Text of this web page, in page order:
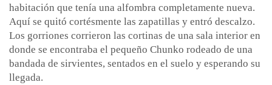
habitación que tenía una alfombra completamente nueva.
Aquí se quitó cortésmente las zapatillas y entró descalzo.
Los gorriones corrieron las cortinas de una sala interior en
donde se encontraba el pequeño Chunko rodeado de una
bandada de sirvientes, sentados en el suelo y esperando su
llegada.